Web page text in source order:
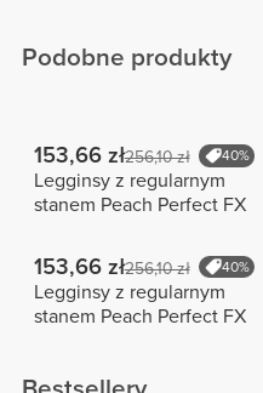
Podobne produkty
153,66 zł256,10 zł 40%
Legginsy z regularnym
stanem Peach Perfect FX
153,66 zł256,10 zł 40%
Legginsy z regularnym
stanem Peach Perfect FX